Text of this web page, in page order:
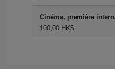
Cinéma, première
100,00 HK$